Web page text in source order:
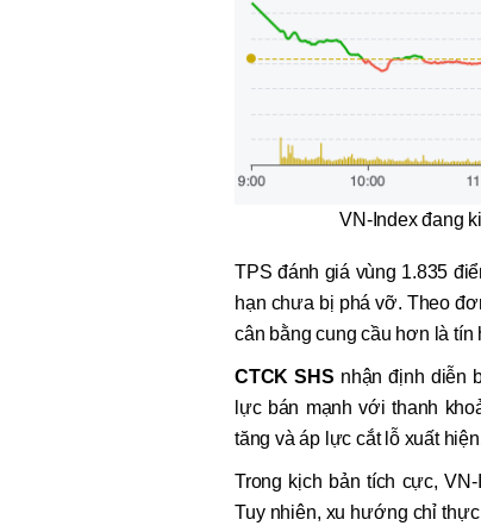
VN-Index đang
TPS đánh giá vùng 1.835
hạn chưa bị phá vỡ. Theo
cân bằng cung cầu hơn là
CTCK SHS nhận định diễn
lực bán mạnh với thanh
tăng và áp lực cắt lỗ xuất
Trong kịch bản tích cực,
Tuy nhiên, xu hướng chỉ